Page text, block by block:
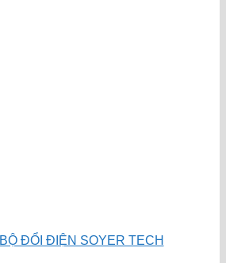
BỘ ĐỔI ĐIỆN SOYER TECH